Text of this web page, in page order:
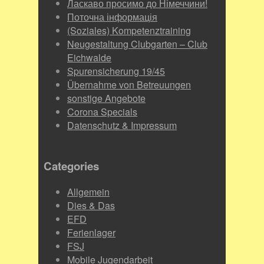
Ласкаво просимо до Німеччини!
Поточна інформація
(Soziales) Kompetenztraining
Neugestaltung Clubgarten – Club
Eichwalde
Spurensicherung 19/45
Übernahme von Betreuungen
sonstige Angebote
Corona Specials
Datenschutz & Impressum
Categories
Allgemein
Dies & Das
EFD
Ferienlager
FSJ
Mobile Jugendarbeit